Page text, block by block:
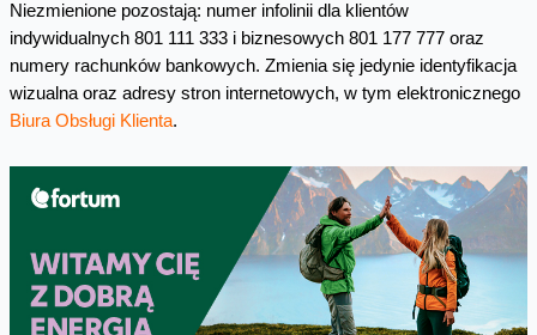
Niezmienione pozostają: numer infolinii dla klientów
indywidualnych 801 111 333 i biznesowych 801 177 777 oraz
numery rachunków bankowych. Zmienia się jedynie identyfikacja
wizualna oraz adresy stron internetowych, w tym elektronicznego
Biura Obsługi Klienta.